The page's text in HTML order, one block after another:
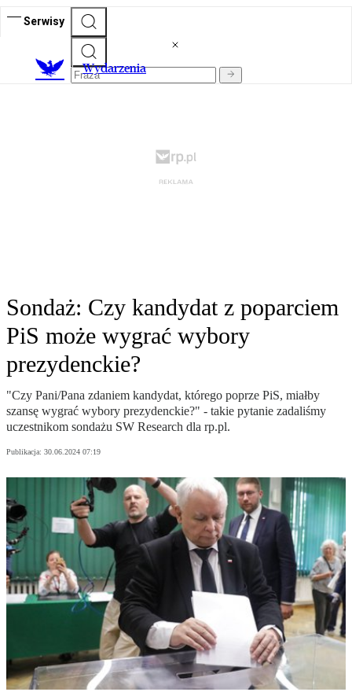
Serwisy
Wydarzenia
Sondaż: Czy kandydat z poparciem
PiS może wygrać wybory
prezydenckie?
"Czy Pani/Pana zdaniem kandydat, którego poprze PiS, miałby
szansę wygrać wybory prezydenckie?" - takie pytanie zadaliśmy
uczestnikom sondażu SW Research dla rp.pl.
Publikacja: 30.06.2024 07:19